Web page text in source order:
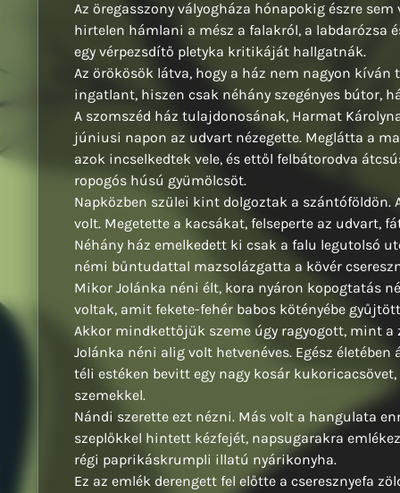
Az öregasszony vályogháza hónapokig észre
hirtelen hámlani a mész a falakról, a labdarózsa
egy vérpezsdítő pletyka kritikáját hallgatnák.
Az örökösök látva, hogy a ház nem nagyon
ingatlant, hiszen csak néhány szegényes bútor,
A szomszéd ház tulajdonosának, Harmat
júniusi napon az udvart nézegette. Meglátta a
azok incselkedtek vele, és ettől felbátorodva
ropogós húsú gyümölcsöt.
Napközben szülei kint dolgoztak a
volt. Megetette a kacsákat, felseperte az udvart,
Néhány ház emelkedett ki csak a falu legutolsó
némi bűntudattal mazsolázgatta a kövér
Mikor Jolánka néni élt, kora nyáron kopogtatás
voltak, amit fekete-fehér babos kötényébe
Akkor mindkettőjük szeme úgy ragyogott, mint a
Jolánka néni alig volt hetvenéves. Egész
téli estéken bevitt egy nagy kosár
szemekkel.
Nándi szerette ezt nézni. Más volt a hangulata
szeplőkkel hintett kézfejét, napsugarakra
régi paprikáskrumpli illatú nyárikonyha.
Ez az emlék derengett fel előtte a cseresznyefa